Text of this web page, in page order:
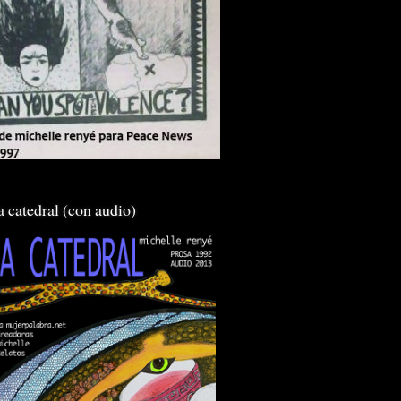
catedral (con audio)